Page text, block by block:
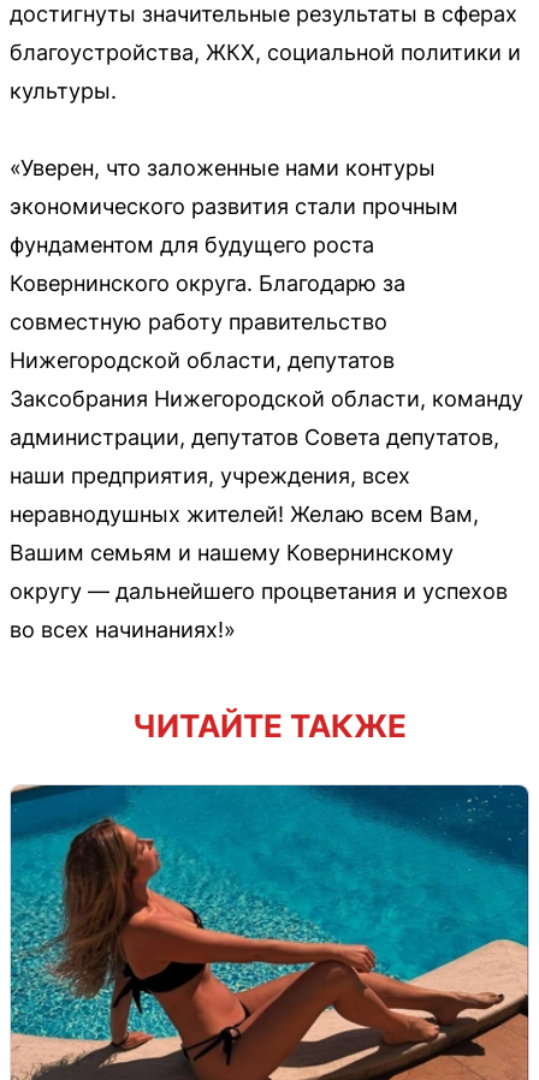
достигнуты значительные результаты в сферах
благоустройства, ЖКХ, социальной политики и
культуры.
«Уверен, что заложенные нами контуры
экономического развития стали прочным
фундаментом для будущего роста
Ковернинского округа. Благодарю за
совместную работу правительство
Нижегородской области, депутатов
Заксобрания Нижегородской области, команду
администрации, депутатов Совета депутатов,
наши предприятия, учреждения, всех
неравнодушных жителей! Желаю всем Вам,
Вашим семьям и нашему Ковернинскому
округу — дальнейшего процветания и успехов
во всех начинаниях!»
ЧИТАЙТЕ ТАКЖЕ